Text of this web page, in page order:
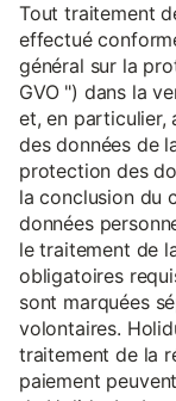
Tout traitement
effectué
général sur la
GVO ") dans la
et, en particulier,
des données de
protection des
la conclusion du
données
le traitement de
obligatoires
sont marquées
volontaires.
traitement de la
paiement